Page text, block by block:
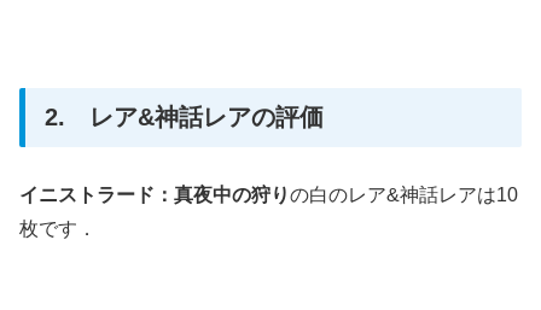
2. レア&神話レアの評価
イニストラード：真夜中の狩りの白のレア&神話レアは10
枚です．